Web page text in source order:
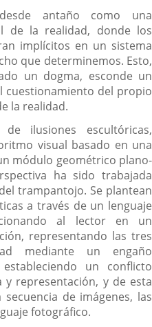
antaño como una
de la realidad, donde los
implícitos en un sistema
que determinemos. Esto,
un dogma, esconde un
cuestionamiento del propio
la realidad.
ilusiones escultóricas,
visual basado en una
módulo geométrico plano-
ha sido trabajada
trampantojo. Se plantean
a través de un lenguaje
al lector en un
representando las tres
mediante un engaño
un conflicto
representación, y de esta
de imágenes, las
fotográfico.